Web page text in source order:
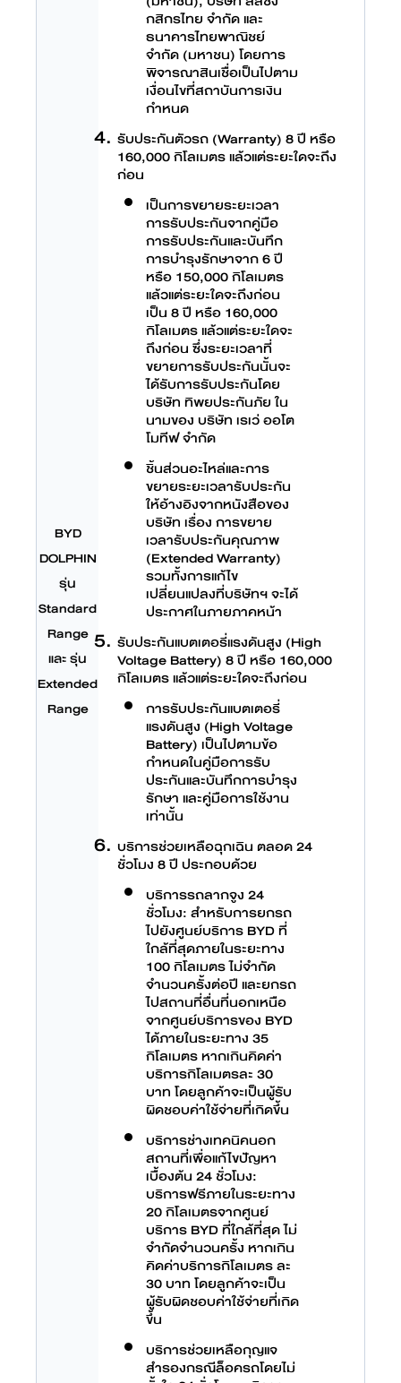
BYD
DOLPHIN
รุ่น
Standard
Range
และ รุ่น
Extended
Range
กสิกรไทย จำกัด และ
ธนาคารไทยพาณิชย์
จำกัด (มหาชน) โดยการ
พิจารณาสินเชื่อเป็นไปตาม
เงื่อนไขที่สถาบันการเงิน
กำหนด
รับประกันตัวรถ (Warranty) 8 ปี หรือ
160,000 กิโลเมตร แล้วแต่ระยะใดจะถึง
ก่อน
เป็นการขยายระยะเวลา
การรับประกันจากคู่มือ
การรับประกันและบันทึก
การบำรุงรักษาจาก 6 ปี
หรือ 150,000 กิโลเมตร
แล้วแต่ระยะใดจะถึงก่อน
เป็น 8 ปี หรือ 160,000
กิโลเมตร แล้วแต่ระยะใดจะ
ถึงก่อน ซึ่งระยะเวลาที่
ขยายการรับประกันนั้นจะ
ได้รับการรับประกันโดย
บริษัท ทิพยประกันภัย ใน
นามของ บริษัท เรเว่ ออโต
โมทีฟ จำกัด
ชิ้นส่วนอะไหล่และการ
ขยายระยะเวลารับประกัน
ให้อ้างอิงจากหนังสือของ
บริษัท เรื่อง การขยาย
เวลารับประกันคุณภาพ
(Extended Warranty)
รวมทั้งการแก้ไข
เปลี่ยนแปลงที่บริษัทฯ จะได้
ประกาศในภายภาคหน้า
รับประกันแบตเตอรี่แรงดันสูง (High
Voltage Battery) 8 ปี หรือ 160,000
กิโลเมตร แล้วแต่ระยะใดจะถึงก่อน
การรับประกันแบตเตอรี่
แรงดันสูง (High Voltage
Battery) เป็นไปตามข้อ
กำหนดในคู่มือการรับ
ประกันและบันทึกการบำรุง
รักษา และคู่มือการใช้งาน
เท่านั้น
บริการช่วยเหลือฉุกเฉิน ตลอด 24
ชั่วโมง 8 ปี ประกอบด้วย
บริการรถลากจูง 24
ชั่วโมง: สำหรับการยกรถ
ไปยังศูนย์บริการ BYD ที่
ใกล้ที่สุดภายในระยะทาง
100 กิโลเมตร ไม่จำกัด
จำนวนครั้งต่อปี และยกรถ
ไปสถานที่อื่นที่นอกเหนือ
จากศูนย์บริการของ BYD
ได้ภายในระยะทาง 35
กิโลเมตร หากเกินคิดค่า
บริการกิโลเมตรละ 30
บาท โดยลูกค้าจะเป็นผู้รับ
ผิดชอบค่าใช้จ่ายที่เกิดขึ้น
บริการช่างเทคนิคนอก
สถานที่เพื่อแก้ไขปัญหา
เบื้องต้น 24 ชั่วโมง:
บริการฟรีภายในระยะทาง
20 กิโลเมตรจากศูนย์
บริการ BYD ที่ใกล้ที่สุด ไม่
จำกัดจำนวนครั้ง หากเกิน
คิดค่าบริการกิโลเมตร ละ
30 บาท โดยลูกค้าจะเป็น
ผู้รับผิดชอบค่าใช้จ่ายที่เกิด
ขึ้น
บริการช่วยเหลือกุญแจ
สำรองกรณีล็อครถโดยไม่